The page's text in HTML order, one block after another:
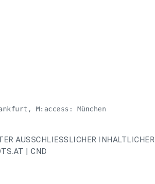
M:access: München
AUSSCHLIESSLICHER INHALTLICHER
| CND